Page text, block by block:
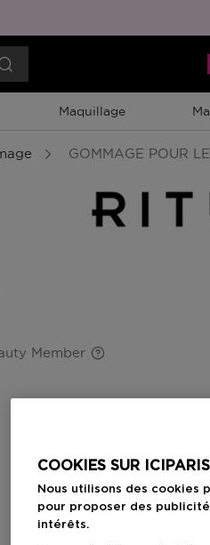
Maquillage
GOMMAGE POUR
Member
COOKIES SUR
Nous utilisons des
pour proposer des
intérêts.